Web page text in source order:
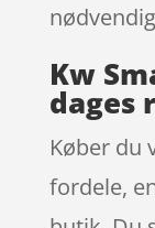
Kw
dages
Køber du
fordele,